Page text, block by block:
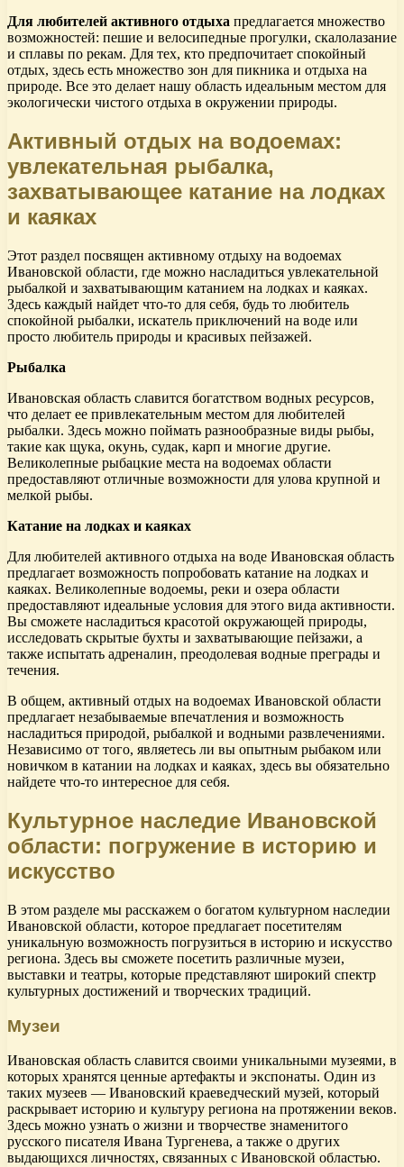
Для любителей активного отдыха предлагается множество
возможностей: пешие и велосипедные прогулки, скалолазание
и сплавы по рекам. Для тех, кто предпочитает спокойный
отдых, здесь есть множество зон для пикника и отдыха на
природе. Все это делает нашу область идеальным местом для
экологически чистого отдыха в окружении природы.
Активный отдых на водоемах:
увлекательная рыбалка,
захватывающее катание на лодках
и каяках
Этот раздел посвящен активному отдыху на водоемах
Ивановской области, где можно насладиться увлекательной
рыбалкой и захватывающим катанием на лодках и каяках.
Здесь каждый найдет что-то для себя, будь то любитель
спокойной рыбалки, искатель приключений на воде или
просто любитель природы и красивых пейзажей.
Рыбалка
Ивановская область славится богатством водных ресурсов,
что делает ее привлекательным местом для любителей
рыбалки. Здесь можно поймать разнообразные виды рыбы,
такие как щука, окунь, судак, карп и многие другие.
Великолепные рыбацкие места на водоемах области
предоставляют отличные возможности для улова крупной и
мелкой рыбы.
Катание на лодках и каяках
Для любителей активного отдыха на воде Ивановская область
предлагает возможность попробовать катание на лодках и
каяках. Великолепные водоемы, реки и озера области
предоставляют идеальные условия для этого вида активности.
Вы сможете насладиться красотой окружающей природы,
исследовать скрытые бухты и захватывающие пейзажи, а
также испытать адреналин, преодолевая водные преграды и
течения.
В общем, активный отдых на водоемах Ивановской области
предлагает незабываемые впечатления и возможность
насладиться природой, рыбалкой и водными развлечениями.
Независимо от того, являетесь ли вы опытным рыбаком или
новичком в катании на лодках и каяках, здесь вы обязательно
найдете что-то интересное для себя.
Культурное наследие Ивановской
области: погружение в историю и
искусство
В этом разделе мы расскажем о богатом культурном наследии
Ивановской области, которое предлагает посетителям
уникальную возможность погрузиться в историю и искусство
региона. Здесь вы сможете посетить различные музеи,
выставки и театры, которые представляют широкий спектр
культурных достижений и творческих традиций.
Музеи
Ивановская область славится своими уникальными музеями, в
которых хранятся ценные артефакты и экспонаты. Один из
таких музеев — Ивановский краеведческий музей, который
раскрывает историю и культуру региона на протяжении веков.
Здесь можно узнать о жизни и творчестве знаменитого
русского писателя Ивана Тургенева, а также о других
выдающихся личностях, связанных с Ивановской областью.